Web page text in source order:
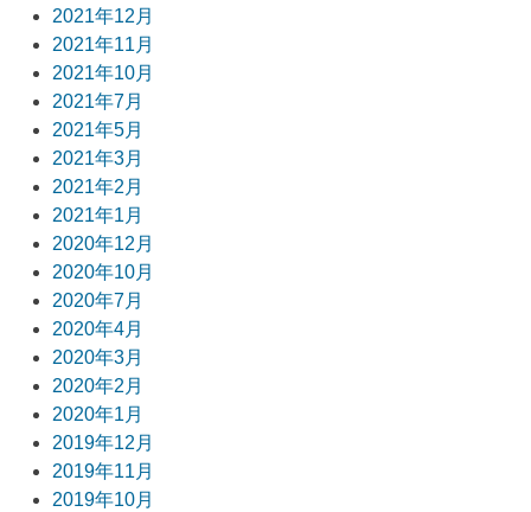
2021年12月
2021年11月
2021年10月
2021年7月
2021年5月
2021年3月
2021年2月
2021年1月
2020年12月
2020年10月
2020年7月
2020年4月
2020年3月
2020年2月
2020年1月
2019年12月
2019年11月
2019年10月